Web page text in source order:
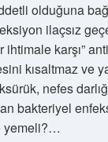
olduğuna
ilaçsız
karşı”
kısaltmaz
nefes
bakteriyel
yemeli?…